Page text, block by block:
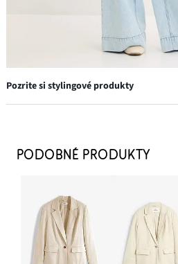
Pozrite si stylingové produkty
19,99 €
Džínsy, Wide-Leg, High Waist
28,99 € -14%
PRIDAŤ DO KOŠÍKA
PODOBNÉ PRODUKTY